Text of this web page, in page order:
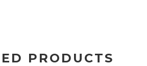
PRODUCTS